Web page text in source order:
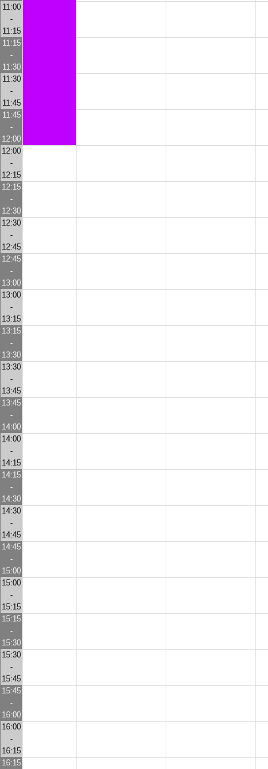
11:00
-
11:15
11:15
-
11:30
11:30
-
11:45
11:45
-
12:00
12:00
-
12:15
12:15
-
12:30
12:30
-
12:45
12:45
-
13:00
13:00
-
13:15
13:15
-
13:30
13:30
-
13:45
13:45
-
14:00
14:00
-
14:15
14:15
-
14:30
14:30
-
14:45
14:45
-
15:00
15:00
-
15:15
15:15
-
15:30
15:30
-
15:45
15:45
-
16:00
16:00
-
16:15
16:15